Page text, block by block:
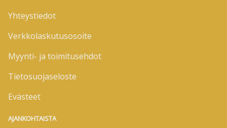
Yhteystiedot
Verkkolaskutusosoite
Myynti- ja toimitusehdot
Tietosuojaseloste
Evästeet
AJANKOHTAISTA